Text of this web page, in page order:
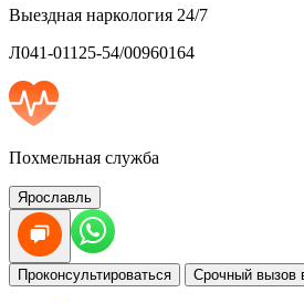
Выездная наркология 24/7
Л041-01125-54/00960164
Похмельная служба
Ярославль
Проконсультироваться Срочный вызов